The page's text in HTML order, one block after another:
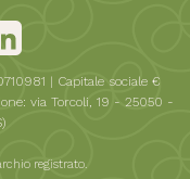
| Capitale sociale €
via Torcoli, 19 - 25050 -
registrato.